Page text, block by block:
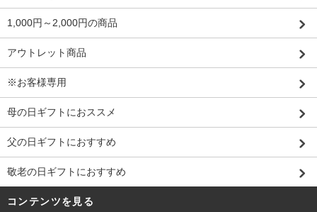
1,000円～2,000円の商品
アウトレット商品
※お客様専用
母の日ギフトにおススメ
父の日ギフトにおすすめ
敬老の日ギフトにおすすめ
コンテンツを見る